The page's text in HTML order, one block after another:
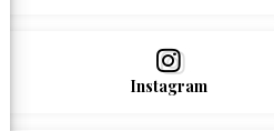
Instagram